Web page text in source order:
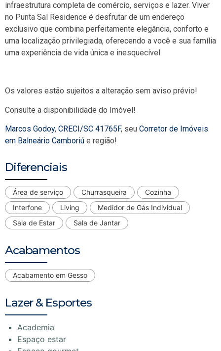
infraestrutura completa de comércio, serviços e lazer. Viver
no Punta Sal Residence é desfrutar de um endereço
exclusivo que combina perfeitamente elegância, conforto e
uma localização privilegiada, oferecendo a você e sua família
uma experiência de vida única e inesquecível.
Os valores estão sujeitos a alteração sem aviso prévio!
Consulte a disponibilidade do Imóvel!
Marcos Godoy, CRECI/SC 41765F, seu Corretor de Imóveis
em Balneário Camboriú e região!
Diferenciais
Área de serviço Churrasqueira
Cozinha
Interfone
Living
Medidor de Gás Individual
Sala de Estar
Sala de Jantar
Acabamentos
Acabamento em Gesso
Lazer & Esportes
Academia
Espaço estar